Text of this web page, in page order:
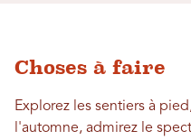
Choses à faire
Explorez les sentiers à
l'automne, admirez le